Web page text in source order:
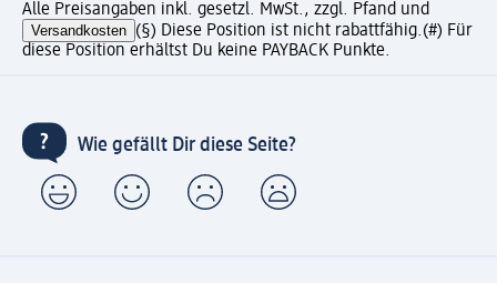
Alle Preisangaben inkl. gesetzl. MwSt., zzgl. Pfand und
Versandkosten (§) Diese Position ist nicht rabattfähig.(#) Für
diese Position erhältst Du keine PAYBACK Punkte.
Wie gefällt Dir diese Seite?